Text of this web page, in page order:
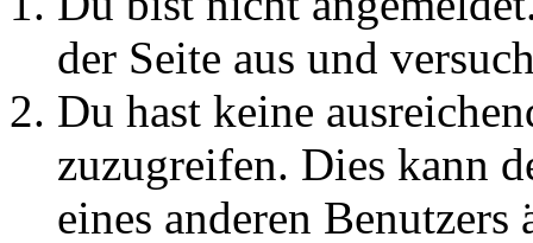
der Seite aus und
Du hast keine
zuzugreifen. Dies kann
eines anderen Benutzers